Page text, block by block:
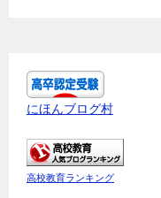
にほんブログ村
高校教育ランキング